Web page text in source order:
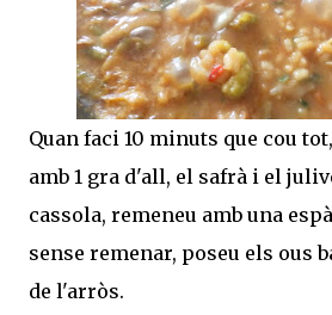
Quan faci 10 minuts que cou
amb 1 gra d'all, el safrà i el
cassola, remeneu amb una
sense remenar, poseu els ous
de l'arròs.